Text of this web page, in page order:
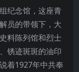
纪念馆，这座青
员的带领下，大
料陈列馆和烈士
锈迹斑斑的油印
着1927年中共奉